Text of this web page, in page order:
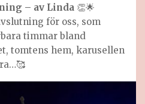
– av Linda 👏🌟
för oss, som
timmar bland
tomtens hem, karusellen